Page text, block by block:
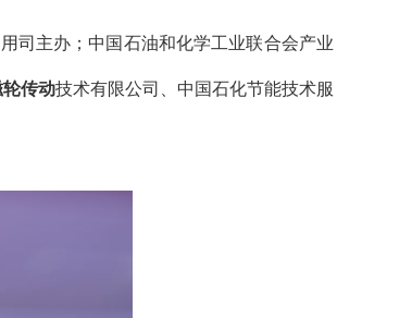
司主办；中国石油和化学工业联合会产业
轮传动技术有限公司、中国石化节能技术服